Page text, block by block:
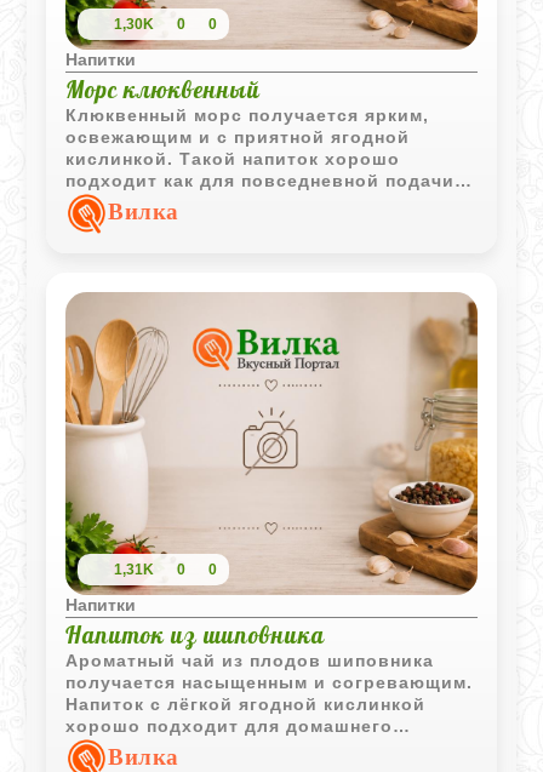
1,30K 0 0
Напитки
Морс клюквенный
Клюквенный морс получается ярким,
освежающим и с приятной ягодной
кислинкой. Такой напиток хорошо
подходит как для повседневной подачи,
так и для жаркой погоды.
Вилка
1,31K 0 0
Напитки
Напиток из шиповника
Ароматный чай из плодов шиповника
получается насыщенным и согревающим.
Напиток с лёгкой ягодной кислинкой
хорошо подходит для домашнего
чаепития.
Вилка